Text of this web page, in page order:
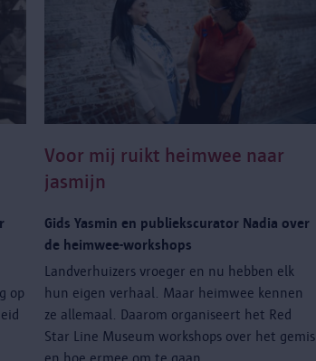
op
Voor mij ruikt heimwee naar
jasmijn
Gids Yasmin en publiekscurator Nadia over
de heimwee-workshops
Landverhuizers vroeger en nu hebben elk
hun eigen verhaal. Maar heimwee kennen
ze allemaal. Daarom organiseert het Red
Star Line Museum workshops over het gemis